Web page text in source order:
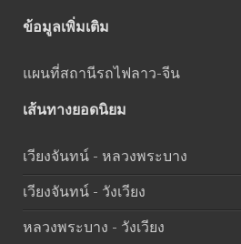
ข้อมูลเพิ่มเติม
แผนที่สถานีรถไฟลาว-จีน
เส้นทางยอดนิยม
เวียงจันทน์ - หลวงพระบาง
เวียงจันทน์ - วังเวียง
หลวงพระบาง - วังเวียง